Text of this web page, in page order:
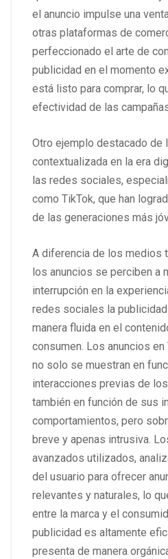
el anuncio impulse una
otras plataformas de
perfeccionado el arte de
publicidad en el momento
está listo para comprar, lo
efectividad de las
Otro ejemplo destacado de
contextualizada en la era
las redes sociales,
como TikTok, que han
de las generaciones más
A diferencia de los medios
los anuncios se perciben a
interrupción en la
redes sociales la
manera fluida en el
consumen. Los anuncios en
no solo se muestran en
interacciones previas de
también en función de sus
comportamientos, pero
breve y apenas intrusiva.
avanzados utilizados,
del usuario para ofrecer
relevantes y naturales, lo
entre la marca y el
publicidad es altamente
presenta de manera